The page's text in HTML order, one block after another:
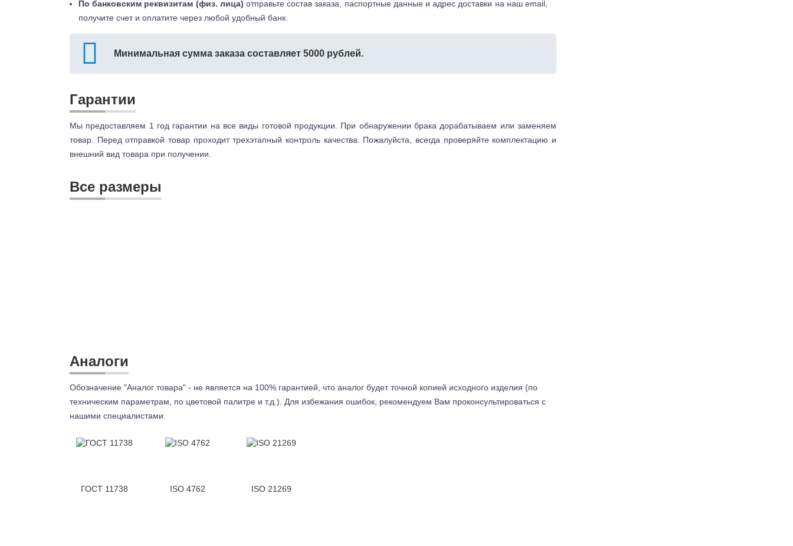
По банковским реквизитам (физ. лица) отправьте состав заказа, паспортные данные и адрес доставки на наш email,
получите счет и оплатите через любой удобный банк.
Минимальная сумма заказа составляет 5000 рублей.
Гарантии
Мы предоставляем 1 год гарантии на все виды готовой продукции. При обнаружении брака дорабатываем или заменяем
товар. Перед отправкой товар проходит трехэтапный контроль качества. Пожалуйста, всегда проверяйте комплектацию и
внешний вид товара при получении.
Все размеры
Аналоги
Обозначение "Аналог товара" - не является на 100% гарантией, что аналог будет точной копией исходного изделия (по
техническим параметрам, по цветовой палитре и т.д.). Для избежания ошибок, рекомендуем Вам проконсультироваться с
нашими специалистами.
ГОСТ 11738 ISO 4762 ISO 21269